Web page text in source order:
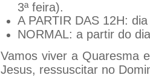
3ª feira).
A PARTIR DAS 12H:
NORMAL: a partir do
Vamos viver a Quaresma
Jesus, ressuscitar no